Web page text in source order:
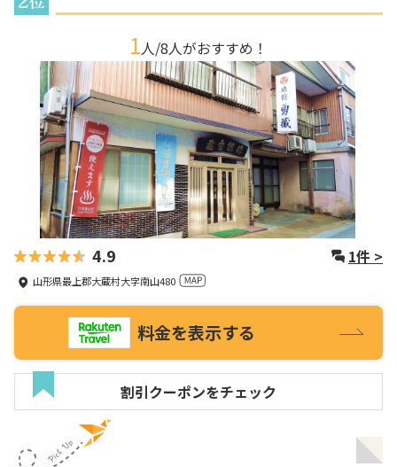
1人/8人がおすすめ！
4.9 1件 >
山形県最上郡大蔵村大字南山480
料金を表示する
割引クーポンをチェック